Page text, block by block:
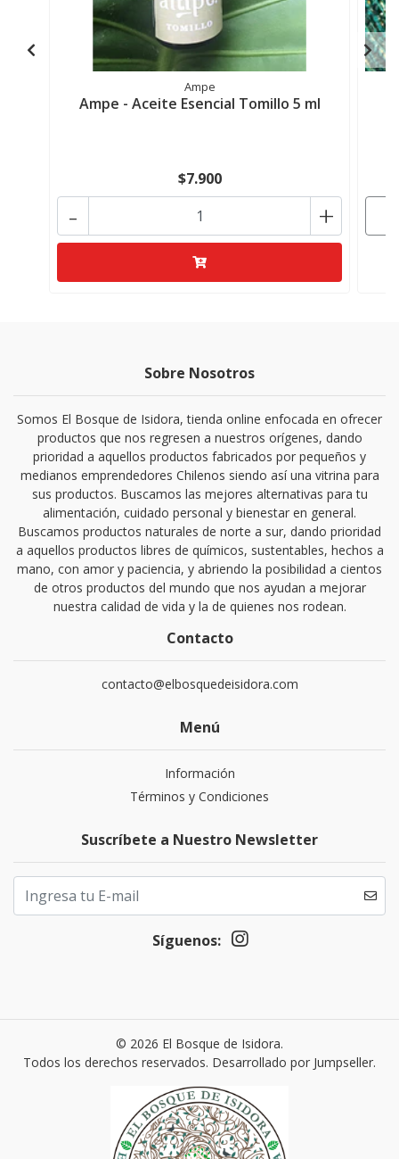
Ampe
Ampe - Aceite Esencial Tomillo 5 ml
$7.900
+
-
Sobre Nosotros
Somos El Bosque de Isidora, tienda online enfocada en ofrecer
productos que nos regresen a nuestros orígenes, dando
prioridad a aquellos productos fabricados por pequeños y
medianos emprendedores Chilenos siendo así una vitrina para
sus productos. Buscamos las mejores alternativas para tu
alimentación, cuidado personal y bienestar en general.
Buscamos productos naturales de norte a sur, dando prioridad
a aquellos productos libres de químicos, sustentables, hechos a
mano, con amor y paciencia, y abriendo la posibilidad a cientos
de otros productos del mundo que nos ayudan a mejorar
nuestra calidad de vida y la de quienes nos rodean.
Contacto
contacto@elbosquedeisidora.com
Menú
Información
Términos y Condiciones
Suscríbete a Nuestro Newsletter
Síguenos:
© 2026 El Bosque de Isidora.
Todos los derechos reservados. Desarrollado por Jumpseller.